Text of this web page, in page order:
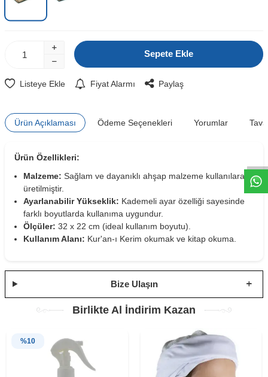
Sepete Ekle
Listeye Ekle Fiyat Alarmı Paylaş
Ürün Açıklaması Ödeme Seçenekleri Yorumlar
Ürün Özellikleri:
Malzeme: Sağlam ve dayanıklı ahşap malzeme kullanılarak
üretilmiştir.
Ayarlanabilir Yükseklik: Kademeli ayar özelliği sayesinde
farklı boyutlarda kullanıma uygundur.
Ölçüler: 32 x 22 cm (ideal kullanım boyutu).
Kullanım Alanı: Kur'an-ı Kerim okumak ve kitap okuma.
Bize Ulaşın
Birlikte Al İndirim Kazan
%10